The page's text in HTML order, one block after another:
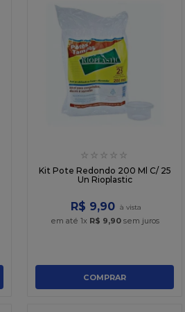
☆ ☆ ☆ ☆ ☆
Kit Pote Redondo 200 Ml C/ 25
Un Rioplastic
R$ 9,90
em até 1x R$ 9,90sem juros
COMPRAR